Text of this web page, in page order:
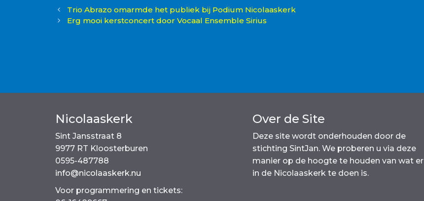
c
e
k
ai
l
a
ts
p
y
Trio Abrazo omarmde het publiek bij Podium Nicolaaskerk
Erg mooi kerstconcert door Vocaal Ensemble Sirius
Nicolaaskerk
Sint Jansstraat 8
9977 RT Kloosterburen
0595-487788
info@nicolaaskerk.nu
Voor programmering en tickets:
Over de Site
Deze site wordt onderhouden door de
stichting SintJan. We proberen u via deze
manier op de hoogte te houden van wat er
in de Nicolaaskerk te doen is.